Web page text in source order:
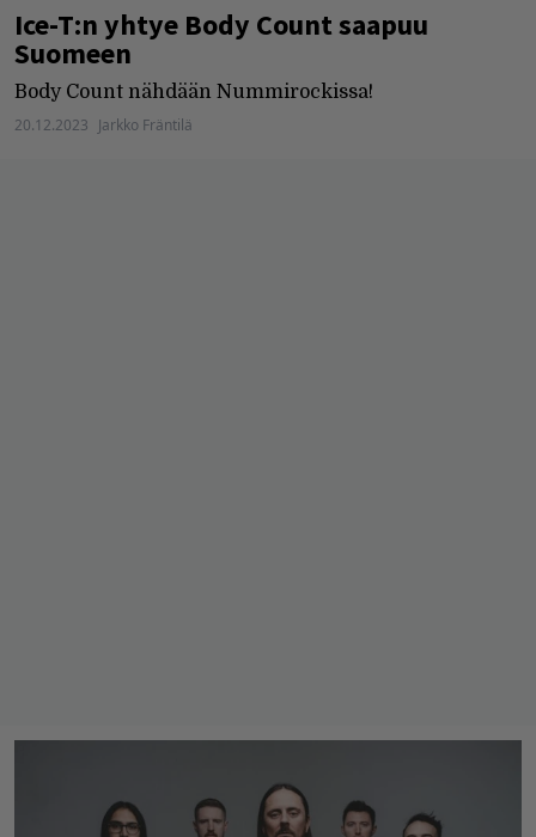
Ice-T:n yhtye Body Count saapuu
Suomeen
Body Count nähdään Nummirockissa!
20.12.2023 Jarkko Fräntilä